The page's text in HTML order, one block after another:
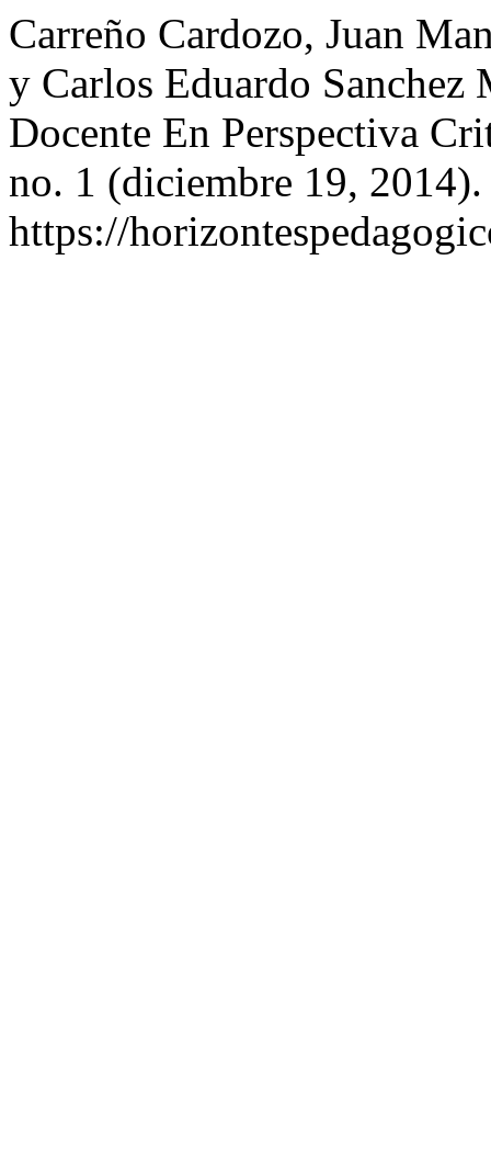
Carreño Cardozo, Juan
y Carlos Eduardo
Docente En Perspectiva
no. 1 (diciembre 19,
https://